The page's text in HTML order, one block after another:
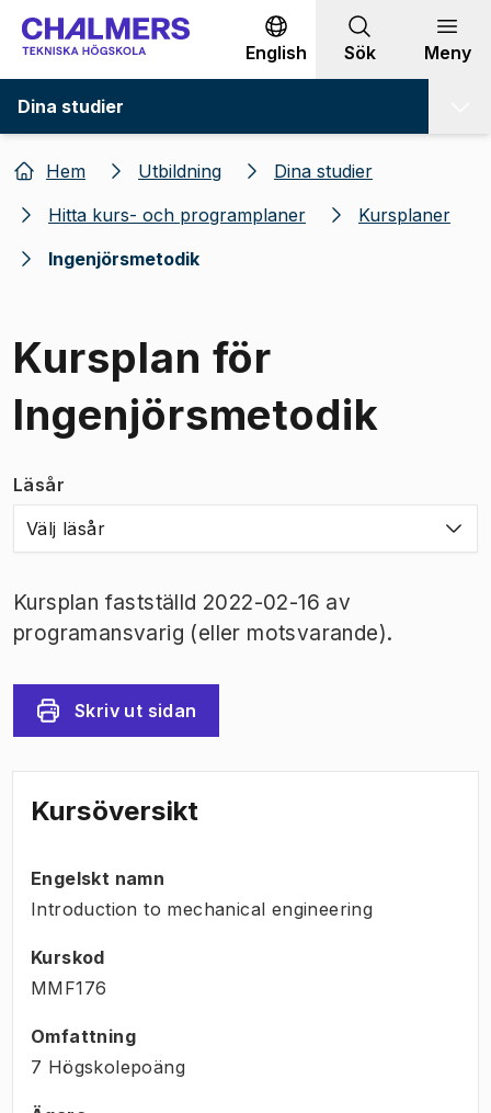
Gå till innehållet
English Sök Meny
Dina studier
Hem Utbildning
Dina studier
Hitta kurs- och programplaner
Kursplaner
Ingenjörsmetodik
Kursplan för
Ingenjörsmetodik
Läsår
Välj läsår
Kursplan fastställd 2022-02-16 av
programansvarig (eller motsvarande).
Skriv ut sidan
Kursöversikt
Engelskt namn
Introduction to mechanical engineering
Kurskod
MMF176
Omfattning
7 Högskolepoäng